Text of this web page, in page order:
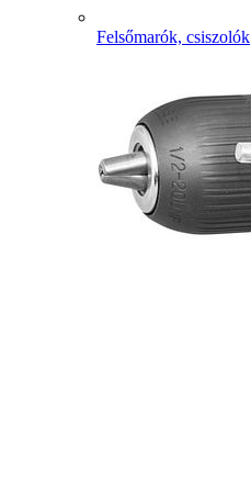
Felsőmarók, csiszolók